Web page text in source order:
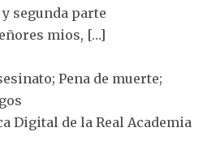
segunda parte
mios, […]
Pena de muerte;
Digital de la Real Academia